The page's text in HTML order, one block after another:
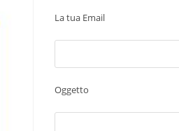
La tua Email
Oggetto